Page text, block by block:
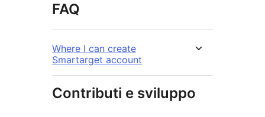
FAQ
Where I can create
Smartarget account
Contributi e sviluppo